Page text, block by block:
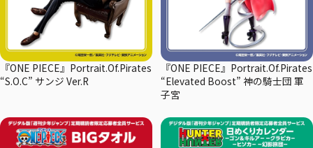
『ONE PIECE』Portrait.Of.Pirates
“S.O.C” サンジ Ver.R
『ONE PIECE』Portrait.Of.Pirates
“Elevated Boost” 神の騎士団 軍
子宮